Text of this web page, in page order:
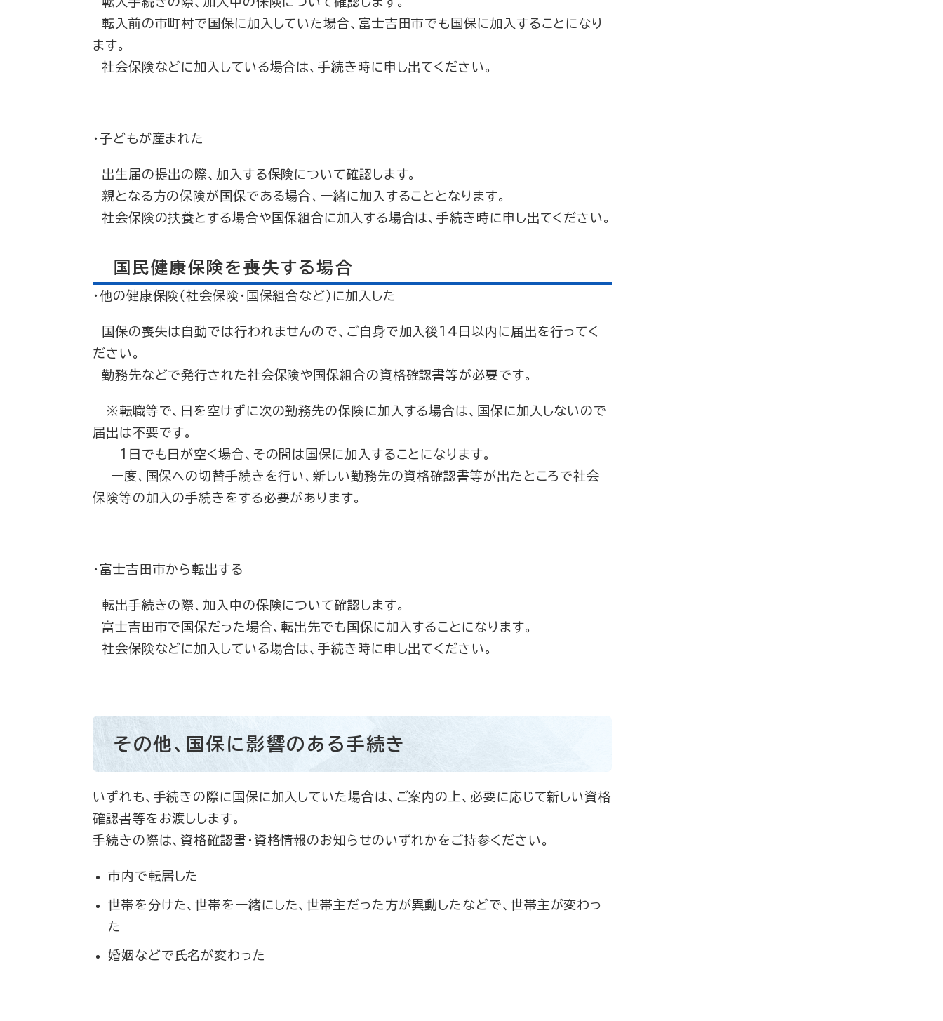
転入前の市町村で国保に加入していた場合、富士吉田市でも国保に加入することになり
ます。
社会保険などに加入している場合は、手続き時に申し出てください。
・子どもが産まれた
出生届の提出の際、加入する保険について確認します。
親となる方の保険が国保である場合、一緒に加入することとなります。
社会保険の扶養とする場合や国保組合に加入する場合は、手続き時に申し出てください。
国民健康保険を喪失する場合
・他の健康保険（社会保険・国保組合など）に加入した
国保の喪失は自動では行われませんので、ご自身で加入後14日以内に届出を行ってく
ださい。
勤務先などで発行された社会保険や国保組合の資格確認書等が必要です。
※転職等で、日を空けずに次の勤務先の保険に加入する場合は、国保に加入しないので
届出は不要です。
1日でも日が空く場合、その間は国保に加入することになります。
一度、国保への切替手続きを行い、新しい勤務先の資格確認書等が出たところで社会
保険等の加入の手続きをする必要があります。
・富士吉田市から転出する
転出手続きの際、加入中の保険について確認します。
富士吉田市で国保だった場合、転出先でも国保に加入することになります。
社会保険などに加入している場合は、手続き時に申し出てください。
その他、国保に影響のある手続き
いずれも、手続きの際に国保に加入していた場合は、ご案内の上、必要に応じて新しい資格
確認書等をお渡しします。
手続きの際は、資格確認書・資格情報のお知らせのいずれかをご持参ください。
市内で転居した
世帯を分けた、世帯を一緒にした、世帯主だった方が異動したなどで、世帯主が変わっ
た
婚姻などで氏名が変わった